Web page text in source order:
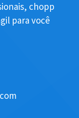
chopp
para você